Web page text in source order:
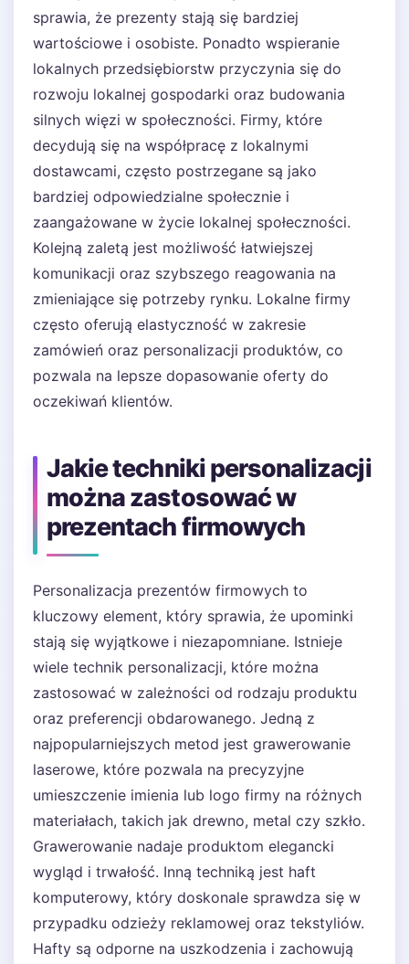
sprawia, że prezenty stają się bardziej
wartościowe i osobiste. Ponadto wspieranie
lokalnych przedsiębiorstw przyczynia się do
rozwoju lokalnej gospodarki oraz budowania
silnych więzi w społeczności. Firmy, które
decydują się na współpracę z lokalnymi
dostawcami, często postrzegane są jako
bardziej odpowiedzialne społecznie i
zaangażowane w życie lokalnej społeczności.
Kolejną zaletą jest możliwość łatwiejszej
komunikacji oraz szybszego reagowania na
zmieniające się potrzeby rynku. Lokalne firmy
często oferują elastyczność w zakresie
zamówień oraz personalizacji produktów, co
pozwala na lepsze dopasowanie oferty do
oczekiwań klientów.
Jakie techniki personalizacji
można zastosować w
prezentach firmowych
Personalizacja prezentów firmowych to
kluczowy element, który sprawia, że upominki
stają się wyjątkowe i niezapomniane. Istnieje
wiele technik personalizacji, które można
zastosować w zależności od rodzaju produktu
oraz preferencji obdarowanego. Jedną z
najpopularniejszych metod jest grawerowanie
laserowe, które pozwala na precyzyjne
umieszczenie imienia lub logo firmy na różnych
materiałach, takich jak drewno, metal czy szkło.
Grawerowanie nadaje produktom elegancki
wygląd i trwałość. Inną techniką jest haft
komputerowy, który doskonale sprawdza się w
przypadku odzieży reklamowej oraz tekstyliów.
Hafty są odporne na uszkodzenia i zachowują